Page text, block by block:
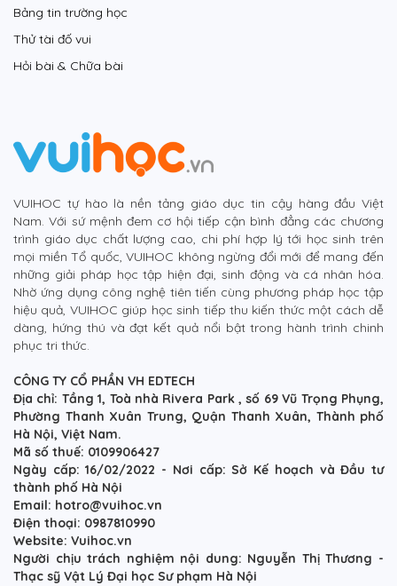
Bảng tin trường học
Thử tài đố vui
Hỏi bài & Chữa bài
VUIHOC tự hào là nền tảng giáo dục tin cậy hàng đầu Việt
Nam. Với sứ mệnh đem cơ hội tiếp cận bình đẳng các chương
trình giáo dục chất lượng cao, chi phí hợp lý tới học sinh trên
mọi miền Tổ quốc, VUIHOC không ngừng đổi mới để mang đến
những giải pháp học tập hiện đại, sinh động và cá nhân hóa.
Nhờ ứng dụng công nghệ tiên tiến cùng phương pháp học tập
hiệu quả, VUIHOC giúp học sinh tiếp thu kiến thức một cách dễ
dàng, hứng thú và đạt kết quả nổi bật trong hành trình chinh
phục tri thức.
CÔNG TY CỔ PHẦN VH EDTECH
Địa chỉ: Tầng 1, Toà nhà Rivera Park , số 69 Vũ Trọng Phụng,
Phường Thanh Xuân Trung, Quận Thanh Xuân, Thành phố
Hà Nội, Việt Nam.
Mã số thuế: 0109906427
Ngày cấp: 16/02/2022 - Nơi cấp: Sở Kế hoạch và Đầu tư
thành phố Hà Nội
Email: hotro@vuihoc.vn
Điện thoại: 0987810990
Website: Vuihoc.vn
Người chịu trách nghiệm nội dung: Nguyễn Thị Thương -
Thạc sỹ Vật Lý Đại học Sư phạm Hà Nội